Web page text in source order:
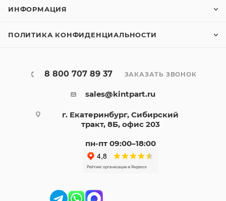
ИНФОРМАЦИЯ
ПОЛИТИКА КОНФИДЕНЦИАЛЬНОСТИ
8 800 707 89 37 ЗАКАЗАТЬ ЗВОНОК
sales@kintpart.ru
г. Екатеринбург, Сибирский
тракт, 8Б, офис 203
пн-пт 09:00–18:00